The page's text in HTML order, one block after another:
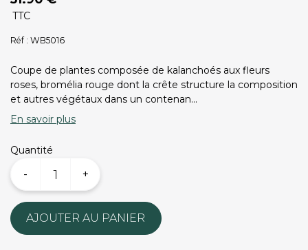
TTC
Réf : WB5016
Coupe de plantes composée de kalanchoés aux fleurs
roses, bromélia rouge dont la crête structure la composition
et autres végétaux dans un contenan...
En savoir plus
Quantité
- +
AJOUTER AU PANIER